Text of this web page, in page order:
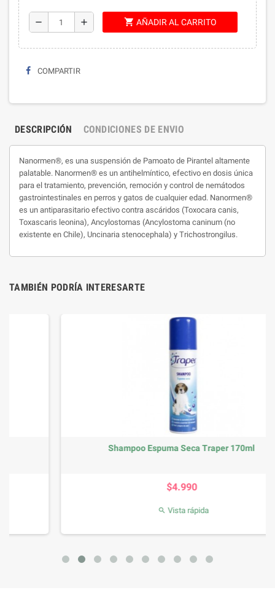
remove add shopping_cart AÑADIR AL CARRITO
COMPARTIR
DESCRIPCIÓN CONDICIONES DE ENVIO
Nanormen®, es una suspensión de Pamoato de Pirantel altamente
palatable. Nanormen® es un antihelmíntico, efectivo en dosis única
para el tratamiento, prevención, remoción y control de nemátodos
gastrointestinales en perros y gatos de cualquier edad. Nanormen®
es un antiparasitario efectivo contra ascáridos (Toxocara canis,
Toxascaris leonina), Ancylostomas (Ancylostoma caninum (no
existente en Chile), Uncinaria stenocephala) y Trichostrongilus.
TAMBIÉN PODRÍA INTERESARTE
Shampoo Espuma Seca Traper 170ml
Vista rápida